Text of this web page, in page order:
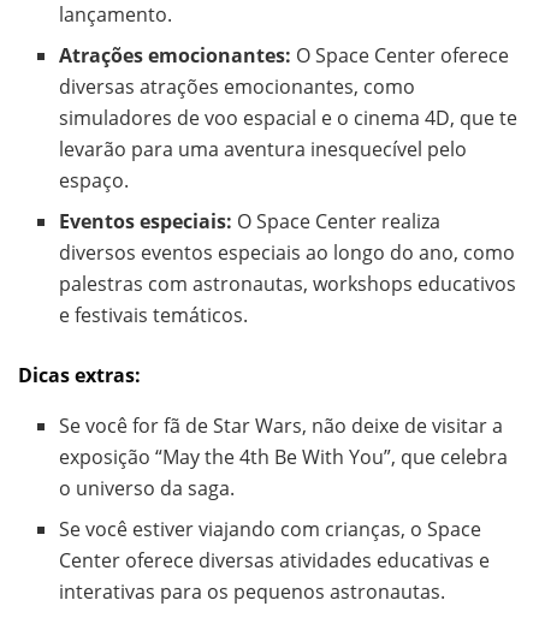
lançamento.
Atrações emocionantes: O Space Center oferece
diversas atrações emocionantes, como
simuladores de voo espacial e o cinema 4D, que te
levarão para uma aventura inesquecível pelo
espaço.
Eventos especiais: O Space Center realiza
diversos eventos especiais ao longo do ano, como
palestras com astronautas, workshops educativos
e festivais temáticos.
Dicas extras:
Se você for fã de Star Wars, não deixe de visitar a
exposição “May the 4th Be With You”, que celebra
o universo da saga.
Se você estiver viajando com crianças, o Space
Center oferece diversas atividades educativas e
interativas para os pequenos astronautas.